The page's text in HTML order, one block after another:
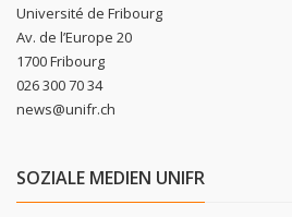
Université de Fribourg
Av. de l’Europe 20
1700 Fribourg
026 300 70 34
news@unifr.ch
SOZIALE MEDIEN UNIFR